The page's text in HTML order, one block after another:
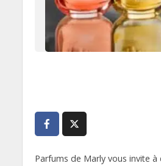
Parfums de Marly vous invite à